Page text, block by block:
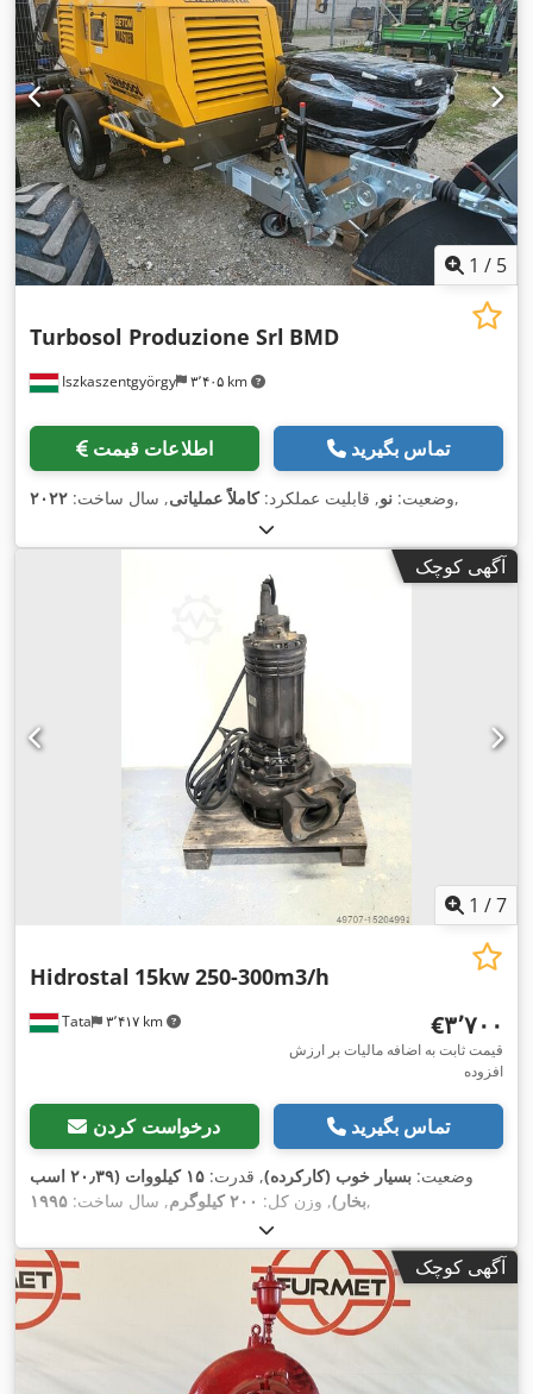
1 / 5
Iszkaszentgyörgy ۳٬۴۰۵ km
Turbosol Produzione Srl BMD
اطلاعات قیمت تماس بگیرید
وضعیت: نو, قابلیت عملکرد:کاملاً عملیاتی, سال ساخت: ۲۰۲۲ ,
آگهی کوچک
1 /7
Tata ۳٬۴۱۷ km
Hidrostal 15kw 250-300m3/h
‎€۳٬۷۰۰
قیمت ثابت به اضافه مالیات بر ارزش
افزوده
درخواست کردن تماس بگیرید
وضعیت: بسیار خوب (کارکرده), قدرت:
۱۵ کیلووات (۲۰٫۳۹ اسب
بخار), وزن کل: ۲۰۰ کیلوگرم , سال ساخت: ۱۹۹۵ ,
آگهی کوچک